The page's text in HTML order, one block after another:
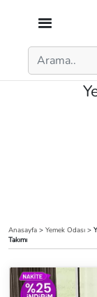
Anasayfa > Yemek Odası >
Takımı